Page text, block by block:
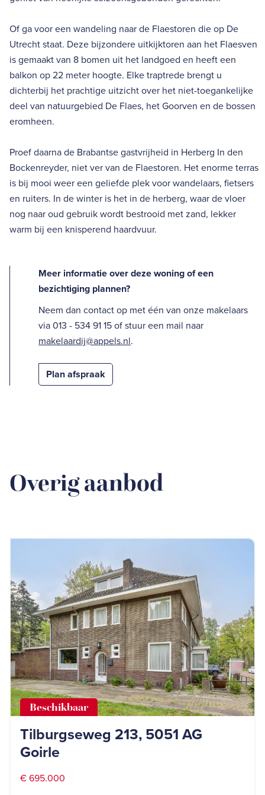
Of ga voor een wandeling naar de Flaestoren die op De
Utrecht staat. Deze bijzondere uitkijktoren aan het Flaesven
is gemaakt van 8 bomen uit het landgoed en heeft een
balkon op 22 meter hoogte. Elke traptrede brengt u
dichterbij het prachtige uitzicht over het niet-toegankelijke
deel van natuurgebied De Flaes, het Goorven en de bossen
eromheen.
Proef daarna de Brabantse gastvrijheid in Herberg In den
Bockenreyder, niet ver van de Flaestoren. Het enorme terras
is bij mooi weer een geliefde plek voor wandelaars, fietsers
en ruiters. In de winter is het in de herberg, waar de vloer
nog naar oud gebruik wordt bestrooid met zand, lekker
warm bij een knisperend haardvuur.
Meer informatie over deze woning of een
bezichtiging plannen?
Neem dan contact op met één van onze makelaars
via 013 - 534 91 15 of stuur een mail naar
makelaardij@appels.nl.
Plan afspraak
Overig aanbod
Beschikbaar
Tilburgseweg 213, 5051 AG
Goirle
€ 695.000